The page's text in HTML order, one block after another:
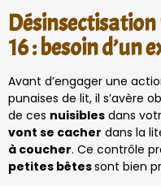
16 : besoin d’un
Avant d’engager une
punaises de lit, il s’avère
de ces nuisibles dans
vont se cacher dans la
à coucher. Ce contrôle
petites bêtessont bien